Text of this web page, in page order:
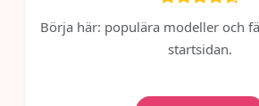
Börja här: populära modeller och
startsidan.